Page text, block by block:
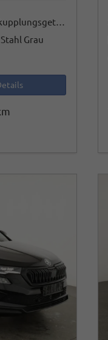
Doppelkupplungsgetriebe (DSG)
Grau